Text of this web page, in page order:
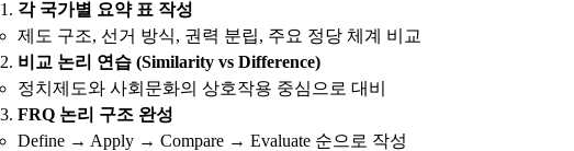
각 국가별 요약 표 작성
제도 구조, 선거 방식, 권력 분립, 주요 정당 체계 비교
비교 논리 연습 (Similarity vs Difference)
정치제도와 사회문화의 상호작용 중심으로 대비
FRQ 논리 구조 완성
Define → Apply → Compare → Evaluate 순으로 작성